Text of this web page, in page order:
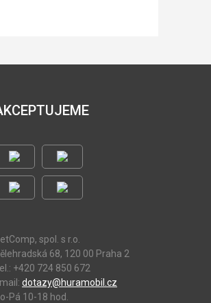
spol. s r.o.
68, 120 00 Praha 2
+420 724 850 672
dotazy@huramobil.cz
Pá 10-18 hod.